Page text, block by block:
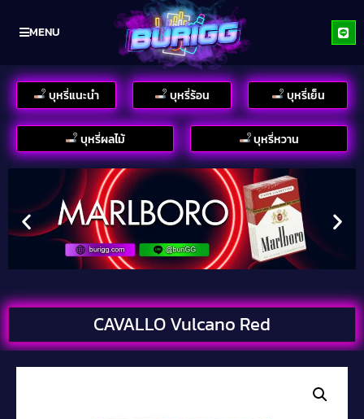
MENU
บุหรี่แนะนำ บุหรี่ร้อน บุหรี่เย็น
บุหรี่ผลไม้ บุหรี่หวาน
CAVALLO Vulcano Red